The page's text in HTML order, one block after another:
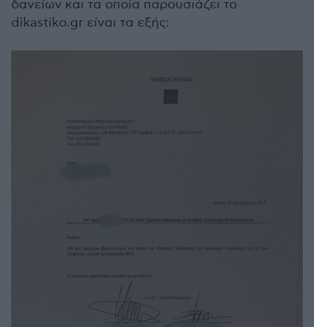
δανείων και τα οποία παρουσιάζει το
dikastiko.gr είναι τα εξής: